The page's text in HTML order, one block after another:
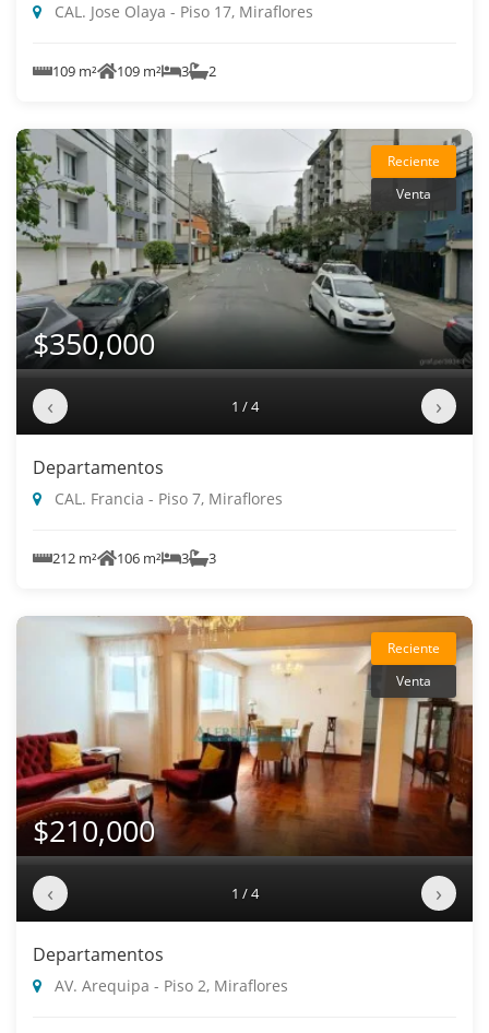
CAL. Jose Olaya - Piso 17, Miraflores
109 m² 109 m² 3 2
Reciente
Venta
$350,000
‹ 1 / 4 ›
Departamentos
CAL. Francia - Piso 7, Miraflores
212 m² 106 m² 3 3
Reciente
Venta
$210,000
‹ 1 / 4 ›
Departamentos
AV. Arequipa - Piso 2, Miraflores